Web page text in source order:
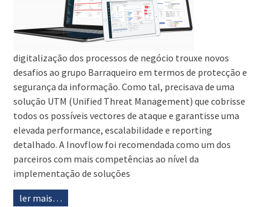
digitalização dos processos de negócio trouxe novos
desafios ao grupo Barraqueiro em termos de protecção e
segurança da informação. Como tal, precisava de uma
solução UTM (Unified Threat Management) que cobrisse
todos os possíveis vectores de ataque e garantisse uma
elevada performance, escalabilidade e reporting
detalhado. A Inovflow foi recomendada como um dos
parceiros com mais competências ao nível da
implementação de soluções
ler mais…